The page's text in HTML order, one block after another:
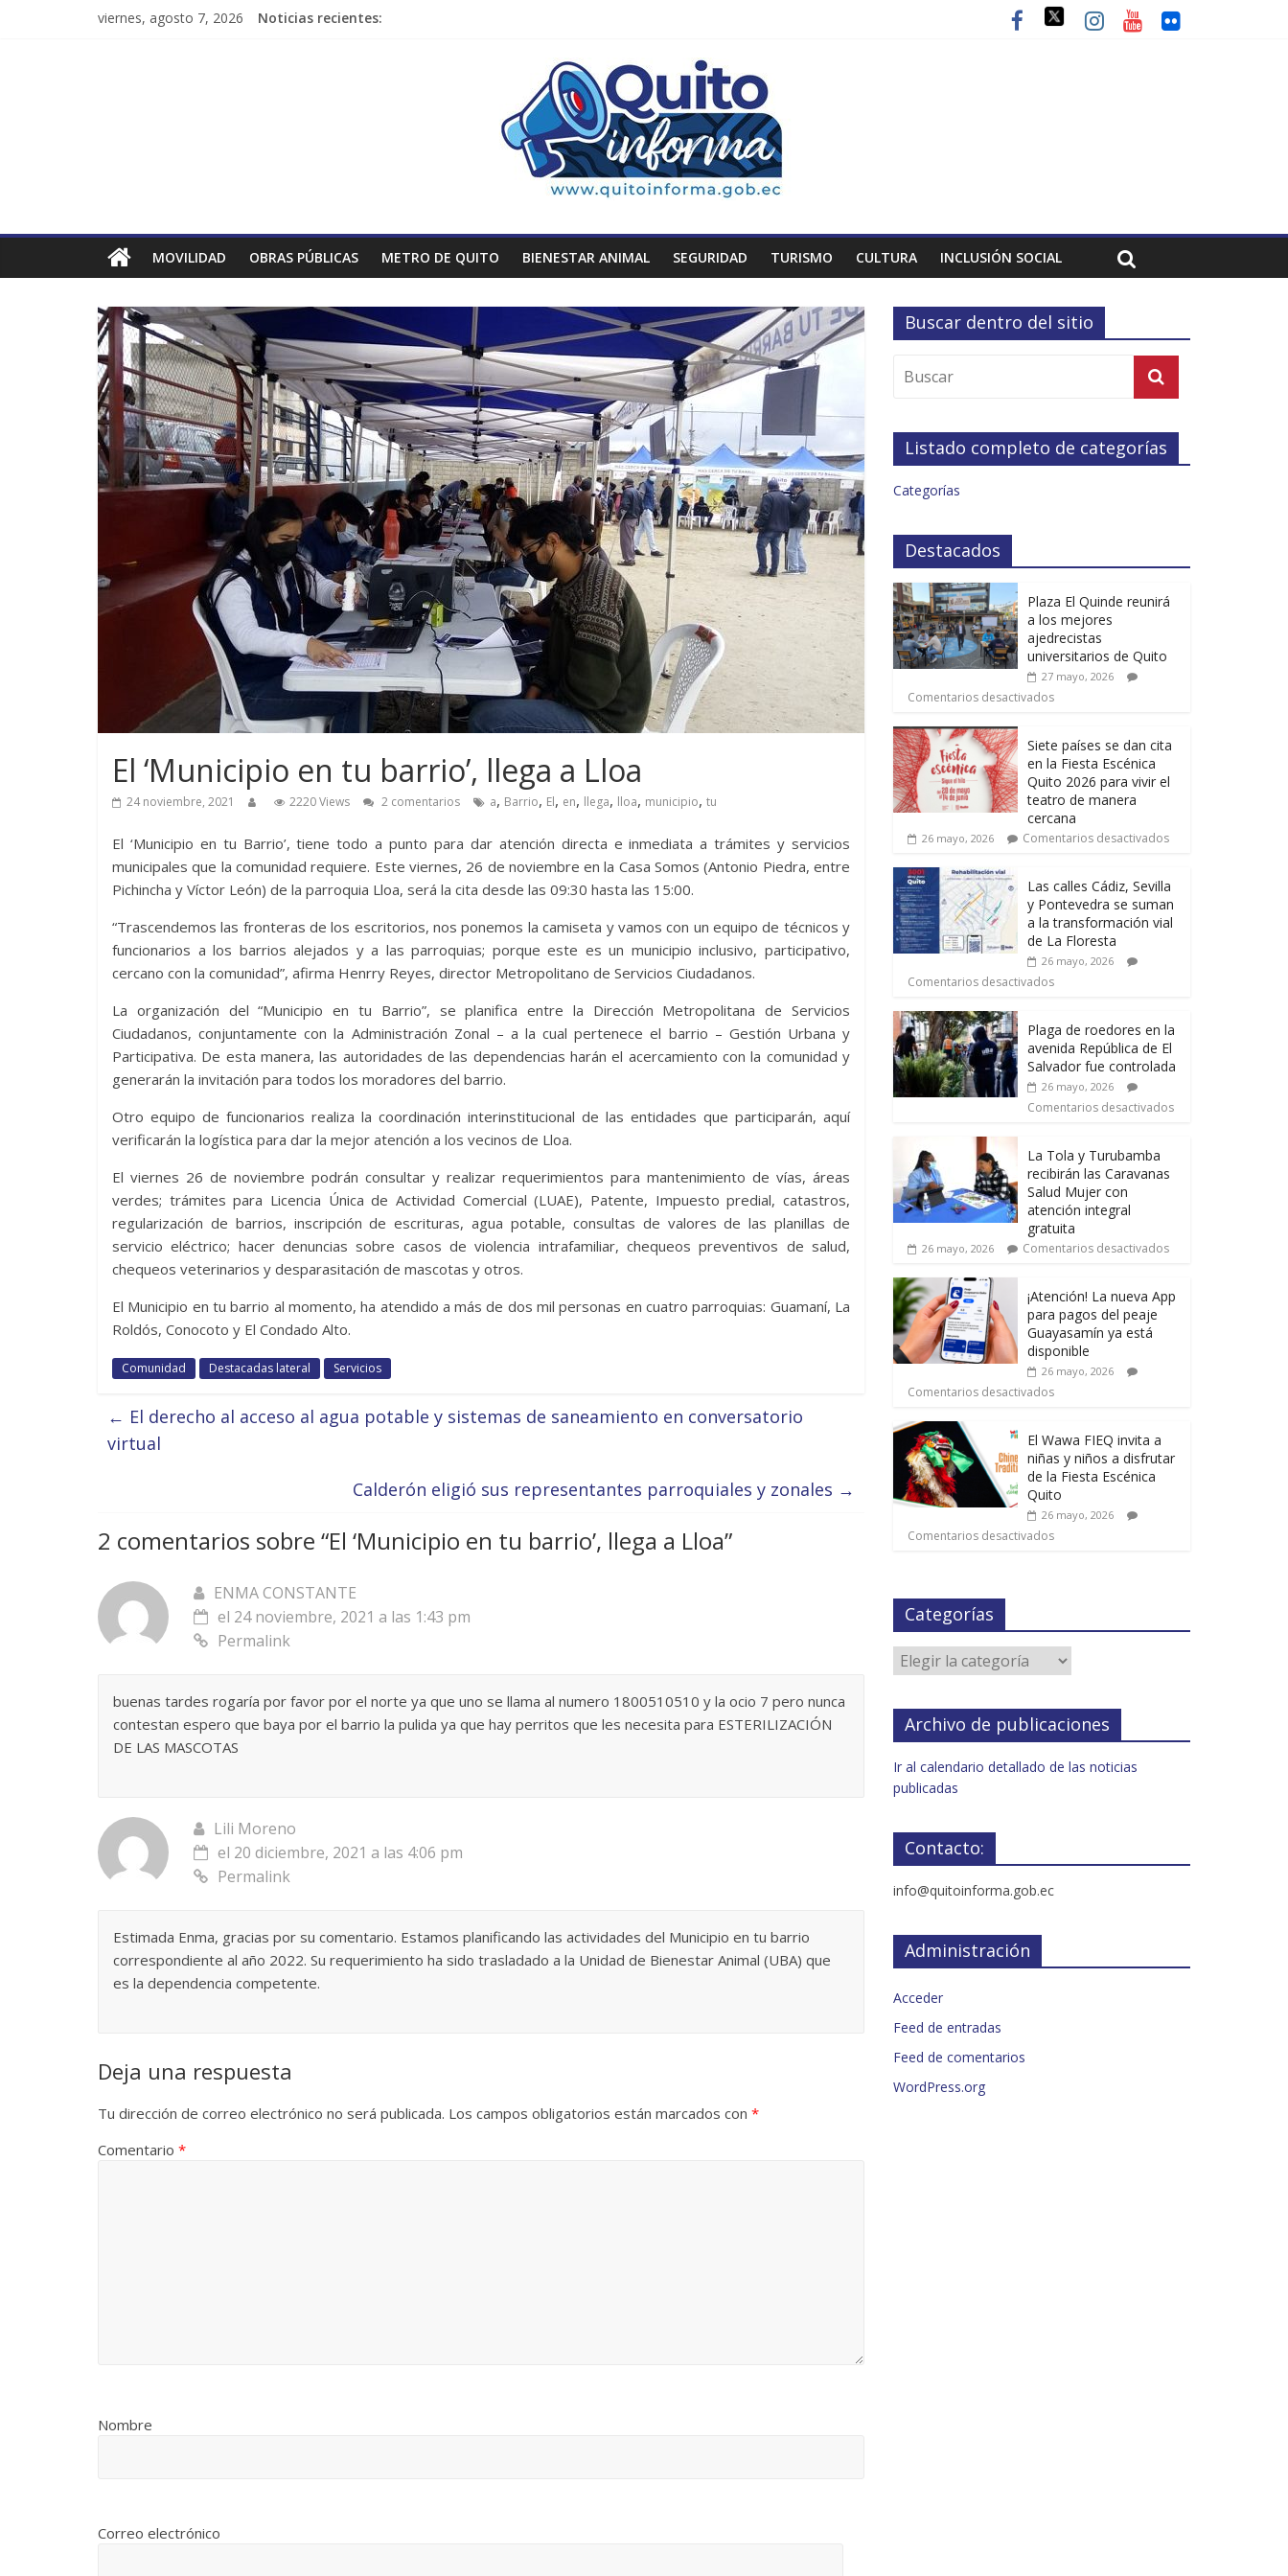
viernes, agosto 7, 2026 Noticias recientes:
MOVILIDAD OBRAS PÚBLICAS METRO DE QUITO BIENESTAR ANIMAL SEGURIDAD TURISMO CULTURA INCLUSIÓN SOCIAL
El ‘Municipio en tu barrio’, llega a Lloa
24 noviembre, 2021 2220 Views 2 comentarios a, Barrio, El, en, llega, lloa, municipio, tu
El ‘Municipio en tu Barrio’, tiene todo a punto para dar atención directa e inmediata a trámites y servicios
municipales que la comunidad requiere. Este viernes, 26 de noviembre en la Casa Somos (Antonio Piedra, entre
Pichincha y Víctor León) de la parroquia Lloa, será la cita desde las 09:30 hasta las 15:00.
“Trascendemos las fronteras de los escritorios, nos ponemos la camiseta y vamos con un equipo de técnicos y
funcionarios a los barrios alejados y a las parroquias; porque este es un municipio inclusivo, participativo,
cercano con la comunidad”, afirma Henrry Reyes, director Metropolitano de Servicios Ciudadanos.
La organización del “Municipio en tu Barrio”, se planifica entre la Dirección Metropolitana de Servicios
Ciudadanos, conjuntamente con la Administración Zonal – a la cual pertenece el barrio – Gestión Urbana y
Participativa. De esta manera, las autoridades de las dependencias harán el acercamiento con la comunidad y
generarán la invitación para todos los moradores del barrio.
Otro equipo de funcionarios realiza la coordinación interinstitucional de las entidades que participarán, aquí
verificarán la logística para dar la mejor atención a los vecinos de Lloa.
El viernes 26 de noviembre podrán consultar y realizar requerimientos para mantenimiento de vías, áreas
verdes; trámites para Licencia Única de Actividad Comercial (LUAE), Patente, Impuesto predial, catastros,
regularización de barrios, inscripción de escrituras, agua potable, consultas de valores de las planillas de
servicio eléctrico; hacer denuncias sobre casos de violencia intrafamiliar, chequeos preventivos de salud,
chequeos veterinarios y desparasitación de mascotas y otros.
El Municipio en tu barrio al momento, ha atendido a más de dos mil personas en cuatro parroquias: Guamaní, La
Roldós, Conocoto y El Condado Alto.
Comunidad Destacadas lateral Servicios
← El derecho al acceso al agua potable y sistemas de saneamiento en conversatorio
virtual
Calderón eligió sus representantes parroquiales y zonales →
2 comentarios sobre “El ‘Municipio en tu barrio’, llega a Lloa”
ENMA CONSTANTE
el 24 noviembre, 2021 a las 1:43 pm
Permalink
buenas tardes rogaría por favor por el norte ya que uno se llama al numero 1800510510 y la ocio 7 pero nunca
contestan espero que baya por el barrio la pulida ya que hay perritos que les necesita para ESTERILIZACIÓN
DE LAS MASCOTAS
Lili Moreno
el 20 diciembre, 2021 a las 4:06 pm
Permalink
Estimada Enma, gracias por su comentario. Estamos planificando las actividades del Municipio en tu barrio
correspondiente al año 2022. Su requerimiento ha sido trasladado a la Unidad de Bienestar Animal (UBA) que
es la dependencia competente.
Deja una respuesta
Tu dirección de correo electrónico no será publicada. Los campos obligatorios están marcados con *
Comentario *
Nombre
Correo electrónico
Buscar dentro del sitio
Listado completo de categorías
Categorías
Destacados
Plaza El Quinde reunirá
a los mejores
ajedrecistas
universitarios de Quito
27 mayo, 2026
Comentarios desactivados
Siete países se dan cita
en la Fiesta Escénica
Quito 2026 para vivir el
teatro de manera
cercana
26 mayo, 2026 Comentarios desactivados
Las calles Cádiz, Sevilla
y Pontevedra se suman
a la transformación vial
de La Floresta
26 mayo, 2026
Comentarios desactivados
Plaga de roedores en la
avenida República de El
Salvador fue controlada
26 mayo, 2026
Comentarios desactivados
La Tola y Turubamba
recibirán las Caravanas
Salud Mujer con
atención integral
gratuita
26 mayo, 2026 Comentarios desactivados
¡Atención! La nueva App
para pagos del peaje
Guayasamín ya está
disponible
26 mayo, 2026
Comentarios desactivados
El Wawa FIEQ invita a
niñas y niños a disfrutar
de la Fiesta Escénica
Quito
26 mayo, 2026
Comentarios desactivados
Categorías
Archivo de publicaciones
Ir al calendario detallado de las noticias
publicadas
Contacto:
info@quitoinforma.gob.ec
Administración
Acceder
Feed de entradas
Feed de comentarios
WordPress.org